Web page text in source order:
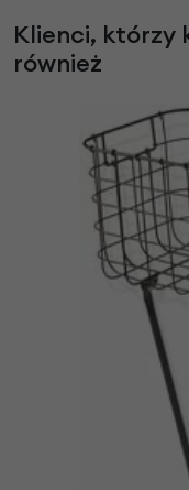
Klienci, którzy
również